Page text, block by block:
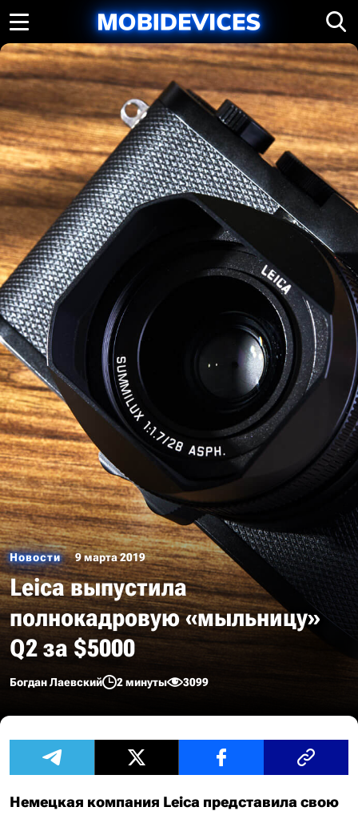
Новости 9 марта 2019
Leica выпустила
полнокадровую «мыльницу»
Q2 за $5000
Богдан Лаевский 2 минуты 3099
Немецкая компания Leica представила свою